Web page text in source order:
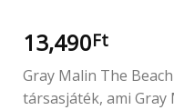
13,490Ft
Gray Malin The
társasjáték, ami